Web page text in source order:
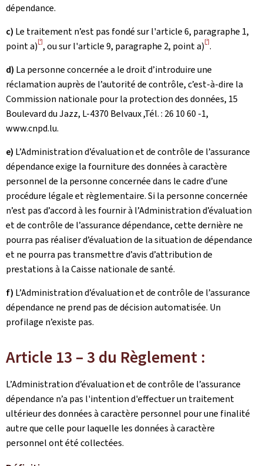
dépendance.
c) Le traitement n’est pas fondé sur l'article 6, paragraphe 1,
point a)[2], ou sur l'article 9, paragraphe 2, point a)[3].
d) La personne concernée a le droit d’introduire une
réclamation auprès de l’autorité de contrôle, c’est-à-dire la
Commission nationale pour la protection des données, 15
Boulevard du Jazz, L-4370 Belvaux ,Tél. : 26 10 60 -1,
www.cnpd.lu.
e) L’Administration d’évaluation et de contrôle de l’assurance
dépendance exige la fourniture des données à caractère
personnel de la personne concernée dans le cadre d’une
procédure légale et règlementaire. Si la personne concernée
n’est pas d’accord à les fournir à l’Administration d’évaluation
et de contrôle de l’assurance dépendance, cette dernière ne
pourra pas réaliser d’évaluation de la situation de dépendance
et ne pourra pas transmettre d’avis d’attribution de
prestations à la Caisse nationale de santé.
f) L’Administration d’évaluation et de contrôle de l’assurance
dépendance ne prend pas de décision automatisée. Un
profilage n’existe pas.
Article 13 – 3 du Règlement :
L’Administration d’évaluation et de contrôle de l’assurance
dépendance n’a pas l'intention d'effectuer un traitement
ultérieur des données à caractère personnel pour une finalité
autre que celle pour laquelle les données à caractère
personnel ont été collectées.